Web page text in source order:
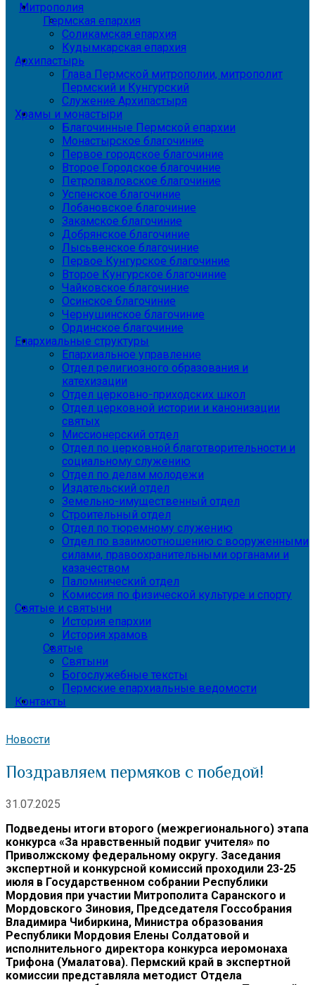
Митрополия
Пермская епархия
Соликамская епархия
Кудымкарская епархия
Архипастырь
Глава Пермской митрополии, митрополит
Пермский и Кунгурский
Служение Архипастыря
Храмы и монастыри
Благочинные Пермской епархии
Монастырское благочиние
Первое городское благочиние
Второе Городское благочиние
Петропавловское благочиние
Успенское благочиние
Лобановское благочиние
Закамское благочиние
Добрянское благочиние
Лысьвенское благочиние
Первое Кунгурское благочиние
Второе Кунгурское благочиние
Чайковское благочиние
Осинское благочиние
Чернушинское благочиние
Ординское благочиние
Епархиальные структуры
Епархиальное управление
Отдел религиозного образования и
катехизации
Отдел церковно-приходских школ
Отдел церковной истории и канонизации
святых
Миссионерский отдел
Отдел по церковной благотворительности и
социальному служению
Отдел по делам молодежи
Издательский отдел
Земельно-имущественный отдел
Строительный отдел
Отдел по тюремному служению
Отдел по взаимоотношению с вооруженными
силами, правоохранительными органами и
казачеством
Паломнический отдел
Комиссия по физической культуре и спорту
Святые и святыни
История епархии
История храмов
Святые
Святыни
Богослужебные тексты
Пермские епархиальные ведомости
Контакты
Новости
Поздравляем пермяков с победой!
31.07.2025
Подведены итоги второго (межрегионального) этапа
конкурса «За нравственный подвиг учителя» по
Приволжскому федеральному округу. Заседания
экспертной и конкурсной комиссий проходили 23-25
июля в Государственном собрании Республики
Мордовия при участии Митрополита Саранского и
Мордовского Зиновия, Председателя Госсобрания
Владимира Чибиркина, Министра образования
Республики Мордовия Елены Солдатовой и
исполнительного директора конкурса иеромонаха
Трифона (Умалатова). Пермский край в экспертной
комиссии представляла методист Отдела